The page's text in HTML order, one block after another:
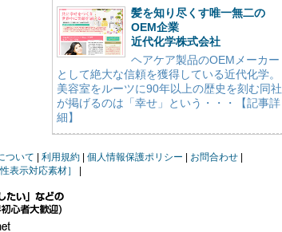
髪を知り尽くす唯一無二の
OEM企業
近代化学株式会社
ヘアケア製品のOEMメーカー
として絶大な信頼を獲得している近代化学。
美容室をルーツに90年以上の歴史を刻む同社
が掲げるのは「幸せ」という・・・【記事詳
細】
ついて 利用規約 個人情報保護ポリシー
お問合わせ
表示対応素材］